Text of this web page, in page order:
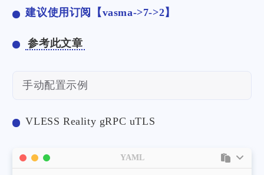
建议使用订阅【vasma->7->2】
参考此文章
手动配置示例
VLESS Reality gRPC uTLS
YAML